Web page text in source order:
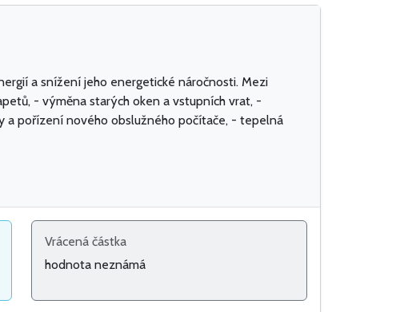
a snížení jeho energetické náročnosti. Mezi
- výměna starých oken a vstupních vrat, -
a pořízení nového obslužného počítače, - tepelná
Vrácená částka
hodnota neznámá